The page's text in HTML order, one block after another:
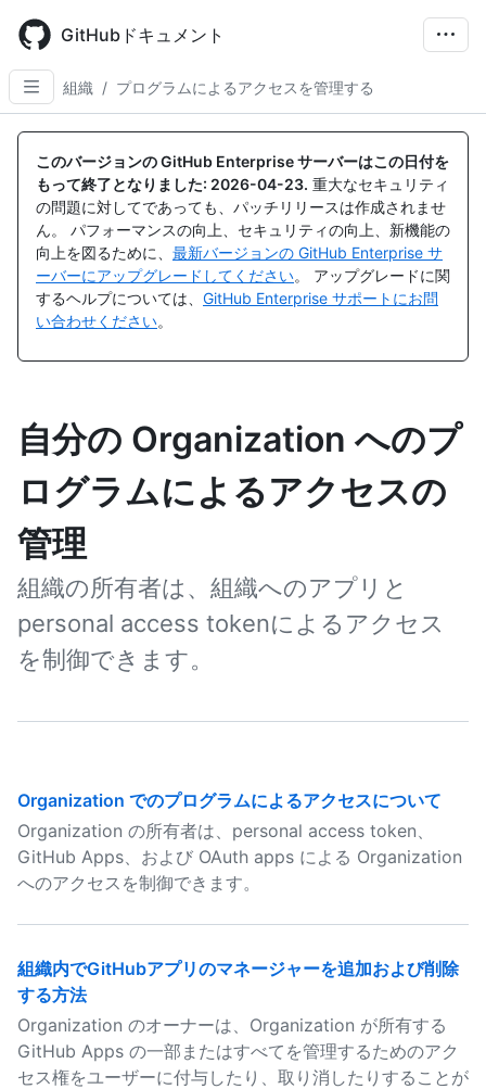
main
content
GitHubドキュメント
組織 / プログラムによるアクセスを管理する
このバージョンの GitHub Enterprise サーバーはこの日付を
もって終了となりました: 2026-04-23. 重大なセキュリティ
の問題に対してであっても、パッチリリースは作成されませ
ん。 パフォーマンスの向上、セキュリティの向上、新機能の
向上を図るために、 最新バージョンの GitHub Enterprise サ
ーバーにアップグレードしてください。 アップグレードに関
するヘルプについては、 GitHub Enterprise サポートにお問
い合わせください。
自分の Organization へのプ
ログラムによるアクセスの
管理
組織の所有者は、組織へのアプリと
personal access tokenによるアクセス
を制御できます。
Organization でのプログラムによるアクセスについて
Organization の所有者は、personal access token、
GitHub Apps、および OAuth apps による Organization
へのアクセスを制御できます。
組織内でGitHubアプリのマネージャーを追加および削除
する方法
Organization のオーナーは、Organization が所有する
GitHub Apps の一部またはすべてを管理するためのアク
セス権をユーザーに付与したり、取り消したりすることが